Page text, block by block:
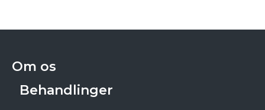
Om os
Behandlinger